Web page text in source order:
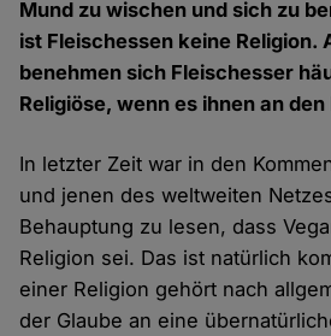
Mund zu wischen und sich zu
ist Fleischessen keine Religion.
benehmen sich Fleischesser
Religiöse, wenn es ihnen an
In letzter Zeit war in den
und jenen des weltweiten
Behauptung zu lesen, dass
Religion sei. Das ist natürlich
einer Religion gehört nach
der Glaube an eine